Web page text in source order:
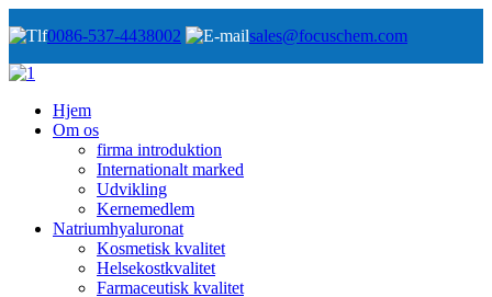
0086-537-4438002 sales@focuschem.com
Hjem
Om os
firma introduktion
Internationalt marked
Udvikling
Kernemedlem
Natriumhyaluronat
Kosmetisk kvalitet
Helsekostkvalitet
Farmaceutisk kvalitet